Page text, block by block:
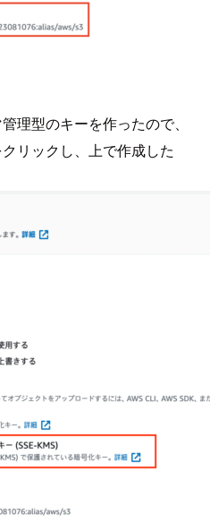
理型のキーを作ったので、
クリックし、上で作成した